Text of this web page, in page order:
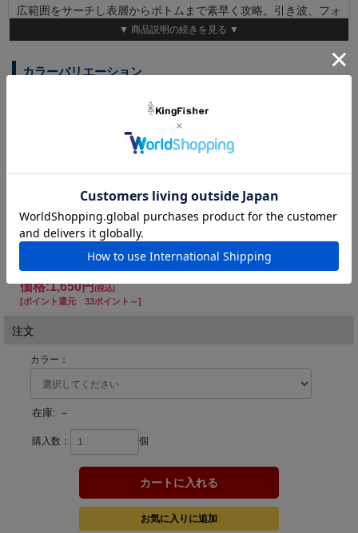
広範囲をサーチし表層からボトムまで素早く攻略。引き波、フォ
ール、ドリフトなど多彩です。
◆Model ： RM53 ◆Length ： 53mm ◆Type ： デッドスロ
▼ 商品説明の続きを見る ▼
カラーバリエーション
ケイムラシラス
#U03
ッド
極上クリアーピ
ライジングアクションの未体験ゾーンへ
ロッドを立て、水面を泳がせれば美しいV字波紋。スローからミディア
ムスピードのリトリーブで水面直下をウネウネと、滑らかに。シンキン
グボディだから、狙ったレンジをしっかりキープします。ジャークやト
ゥイッチでは、下付きリップのミノーでは得られない、「ライズ」を思
わせる上方向へのイレギュラーアクションを起こし、水面に追いつめら
れたベイトフィッシュを演出します。
価格:1,650円(税込)
[ポイント還元 33ポイント～]
注文
カラー：
在庫: －
購入数： 個